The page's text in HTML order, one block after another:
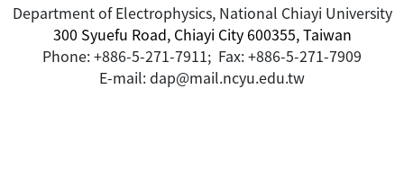
Department of Electrophysics, National Chiayi University
300 Syuefu Road, Chiayi City 600355, Taiwan
Phone: +886-5-271-7911; Fax: +886-5-271-7909
E-mail: dap@mail.ncyu.edu.tw